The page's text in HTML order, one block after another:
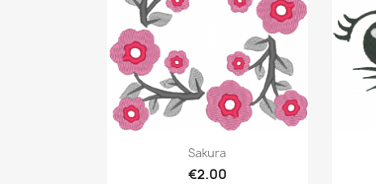
Quick view
Sakura
€2.00